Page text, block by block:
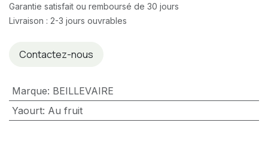
Garantie satisfait ou remboursé de 30 jours
Livraison : 2-3 jours ouvrables
Contactez-nous
Marque: BEILLEVAIRE
Yaourt: Au fruit